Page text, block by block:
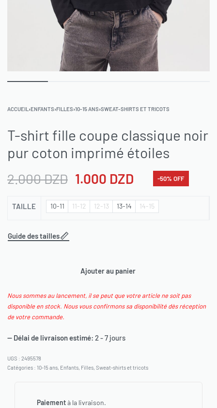
ACCUEIL ›ENFANTS›FILLES›10-15 ANS›SWEAT-SHIRTS ET TRICOTS
T-shirt fille coupe classique noir
pur coton imprimé étoiles
2.000DZD 1.000 DZD -50% OFF
TAILLE 10-11 11-12 12-13 13-14 14-15
Guide des tailles
Ajouter au panier
Nous sommes au lancement, il se peut que votre article ne soit pas
disponible en stock. Nous vous confirmons sa disponibilité dès réception
de votre commande.
— Délai de livraison estimé: 2 - 7 jours
2495578
Catégories : 10-15 ans Enfants Filles Sweat-shirts et tricots
Paiementà la livraison.